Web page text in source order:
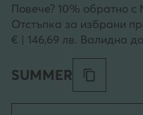
Повече? 10% обратно
Отстъпка за избрани
€ | 146,69 лв. Валидна
SUMMER